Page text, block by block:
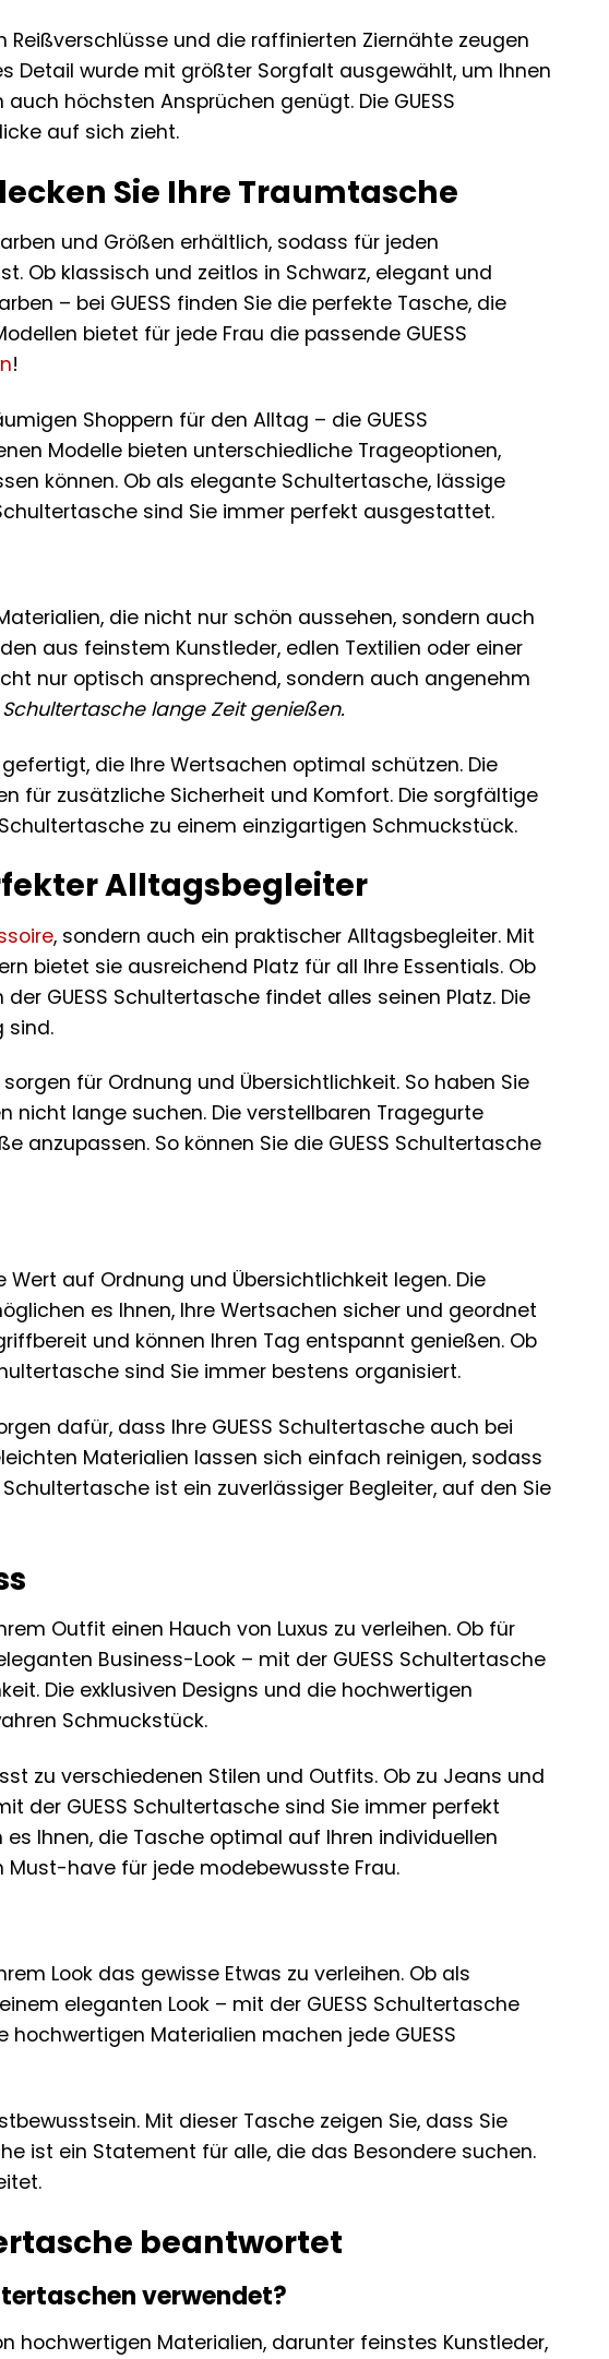
und die raffinierten Ziernähte zeugen
Detail wurde mit größter Sorgfalt ausgewählt, um Ihnen
höchsten Ansprüchen genügt. Die GUESS
auf sich zieht.
Sie Ihre Traumtasche
und Größen erhältlich, sodass für jeden
Ob klassisch und zeitlos in Schwarz, elegant und
– bei GUESS finden Sie die perfekte Tasche, die
bietet für jede Frau die passende GUESS
!
Shoppern für den Alltag – die GUESS
Modelle bieten unterschiedliche Trageoptionen,
können. Ob als elegante Schultertasche, lässige
sind Sie immer perfekt ausgestattet.
die nicht nur schön aussehen, sondern auch
aus feinstem Kunstleder, edlen Textilien oder einer
nur optisch ansprechend, sondern auch angenehm
Schultertasche lange Zeit genießen.
die Ihre Wertsachen optimal schützen. Die
für zusätzliche Sicherheit und Komfort. Die sorgfältige
zu einem einzigartigen Schmuckstück.
Alltagsbegleiter
, sondern auch ein praktischer Alltagsbegleiter. Mit
bietet sie ausreichend Platz für all Ihre Essentials. Ob
GUESS Schultertasche findet alles seinen Platz. Die
sind.
für Ordnung und Übersichtlichkeit. So haben Sie
lange suchen. Die verstellbaren Tragegurte
anzupassen. So können Sie die GUESS Schultertasche
Wert auf Ordnung und Übersichtlichkeit legen. Die
es Ihnen, Ihre Wertsachen sicher und geordnet
und können Ihren Tag entspannt genießen. Ob
sind Sie immer bestens organisiert.
dafür, dass Ihre GUESS Schultertasche auch bei
Materialien lassen sich einfach reinigen, sodass
ist ein zuverlässiger Begleiter, auf den Sie
Outfit einen Hauch von Luxus zu verleihen. Ob für
Business-Look – mit der GUESS Schultertasche
Die exklusiven Designs und die hochwertigen
Schmuckstück.
zu verschiedenen Stilen und Outfits. Ob zu Jeans und
der GUESS Schultertasche sind Sie immer perfekt
Ihnen, die Tasche optimal auf Ihren individuellen
Must-have für jede modebewusste Frau.
Look das gewisse Etwas zu verleihen. Ob als
eleganten Look – mit der GUESS Schultertasche
hochwertigen Materialien machen jede GUESS
Mit dieser Tasche zeigen Sie, dass Sie
ist ein Statement für alle, die das Besondere suchen.
beantwortet
verwendet?
hochwertigen Materialien, darunter feinstes Kunstleder,